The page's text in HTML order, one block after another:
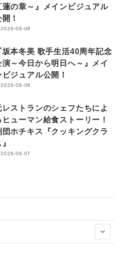
蓮の章～』メインビジュアル
！
2026-08-08
坂本冬美 歌手生活40周年記念
演～今日から明日へ～』メイ
ビジュアル公開！
2026-08-08
レストランのシェフたちによ
ヒューマン給食ストーリー！
団ホチキス『クッキングクラ
2026-08-07